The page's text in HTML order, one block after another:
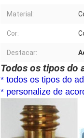
Material:
Cor:
Destacar:
Todos os tipos do
* todos os tipos do
* personalize de